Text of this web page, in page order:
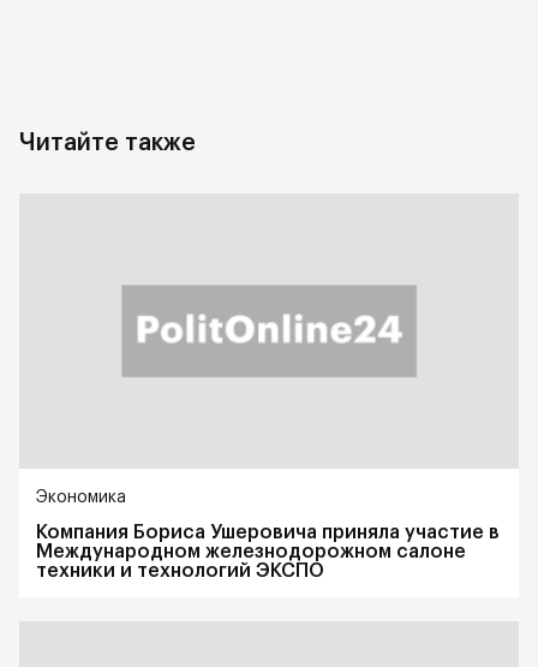
Читайте также
Экономика
Компания Бориса Ушеровича приняла участие в
Международном железнодорожном салоне
техники и технологий ЭКСПО